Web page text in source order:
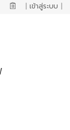
| เข้าสู่ระบบ |